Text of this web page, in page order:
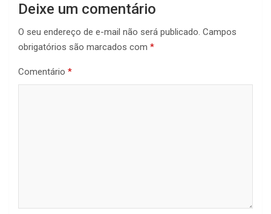
Deixe um comentário
O seu endereço de e-mail não será publicado. Campos
obrigatórios são marcados com *
Comentário *